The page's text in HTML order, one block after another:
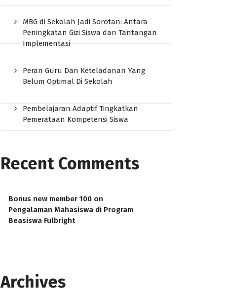
MBG di Sekolah Jadi Sorotan: Antara
Peningkatan Gizi Siswa dan Tantangan
Implementasi
Peran Guru Dan Keteladanan Yang
Belum Optimal Di Sekolah
Pembelajaran Adaptif Tingkatkan
Pemerataan Kompetensi Siswa
Recent Comments
Bonus new member 100 on
Pengalaman Mahasiswa di Program
Beasiswa Fulbright
Archives